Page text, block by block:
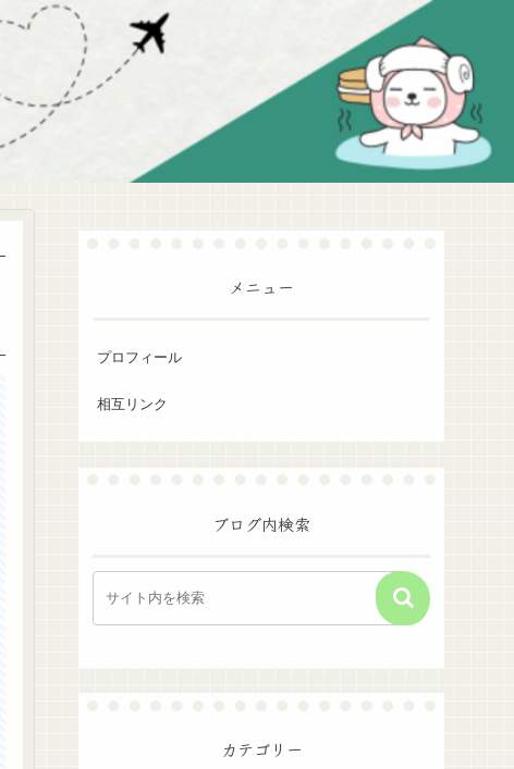
メニュー
プロフィール
相互リンク
ブログ内検索
カテゴリー